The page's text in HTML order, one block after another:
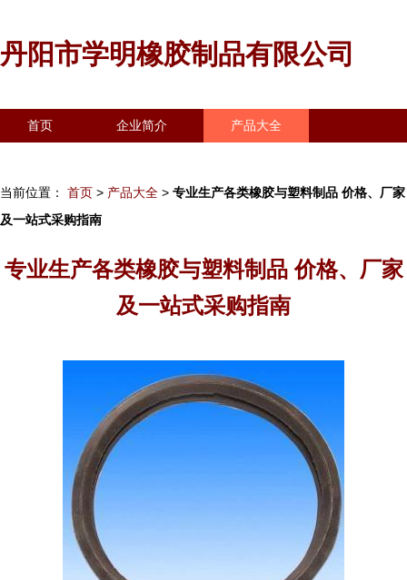
丹阳市学明橡胶制品有限公司
首页 企业简介 产品大全
当前位置： 首页 > 产品大全 > 专业生产各类橡胶与塑料制品 价格、厂家
及一站式采购指南
专业生产各类橡胶与塑料制品 价格、厂家
及一站式采购指南